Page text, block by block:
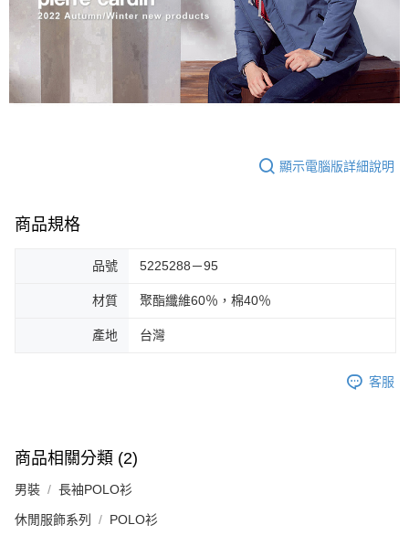
顯示電腦版詳細說明
商品規格
品號 5225288－95
材質 聚酯纖維60％，棉40％
產地 台灣
客服
商品相關分類 (2)
男裝 長袖POLO衫
休閒服飾系列 POLO衫